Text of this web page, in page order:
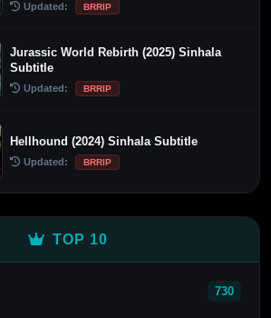
Updated: BRRIP
Jurassic World Rebirth (2025) Sinhala
Subtitle
Updated: BRRIP
Hellhound (2024) Sinhala Subtitle
Updated: BRRIP
TOP 10
730